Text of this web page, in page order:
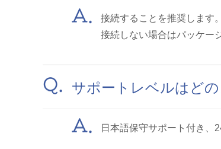
接続することを推奨します。
接続しない場合はパッケー
サポートレベルはど
日本語保守サポート付き、